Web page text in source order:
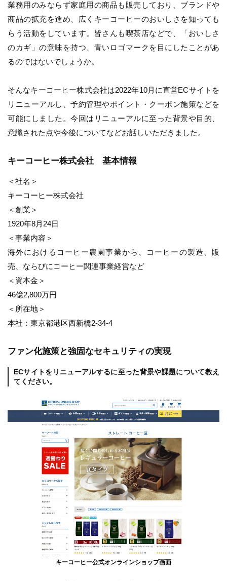
業務用のみならず家庭用の商品も販売しており、ブランドや
商品の拡充を進め、広くキーコーヒーのおいしさを知っても
らう活動をしています。皆さんも喫茶店などで、「おいしさ
のカギ」の意味を持つ、青いロゴマークを目にしたことがあ
るのではないでしょうか。
そんなキーコーヒー株式会社は2022年10月に直営ECサイトを
リニューアルし、予約管理やポイント・クーポン施策などを
可能にしました。今回はリニューアルに至った背景や目的、
意識された点や今後についてなどお話しいただきました。
キーコーヒー株式会社 基本情報
＜社名＞
キーコーヒー株式会社
＜創業＞
1920年8月24日
＜事業内容＞
海外におけるコーヒー農園事業から、コーヒーの製造、販
売、ならびにコーヒー関連事業経営など
＜資本金＞
46億2,800万円
＜所在地＞
本社：東京都港区西新橋2-34-4
ファン化施策と強固なセキュリティの実現
ECサイトをリニューアルするに至った背景や課題について教え
てください。
キーコーヒー公式オンラインショップ画面